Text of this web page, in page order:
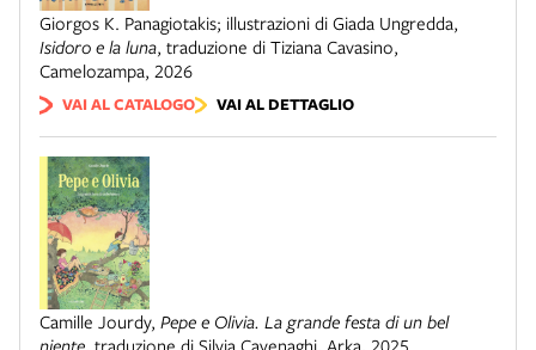
Giorgos K. Panagiotakis; illustrazioni di Giada Ungredda,
Isidoro e la luna, traduzione di Tiziana Cavasino,
Camelozampa, 2026
VAI AL CATALOGO VAI AL DETTAGLIO
Camille Jourdy, Pepe e Olivia. La grande festa di un bel
niente, traduzione di Silvia Cavenaghi, Arka, 2025